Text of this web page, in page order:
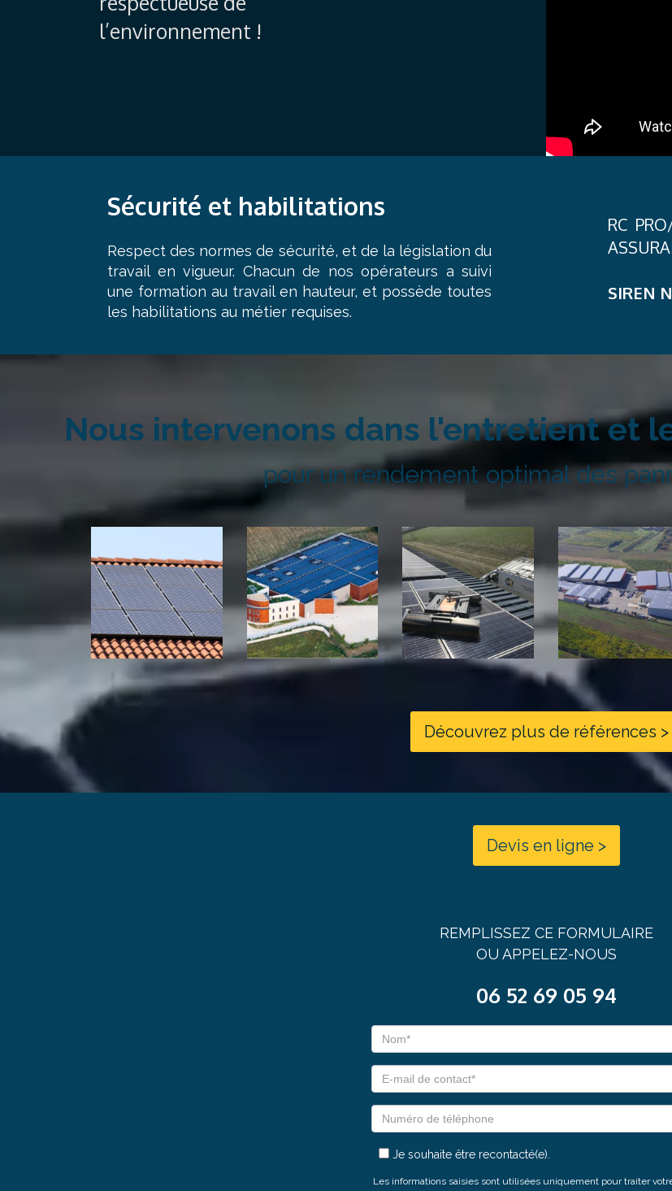
l’environnement !
Sécurité et habilitations
Respect des normes de sécurité, et de la législation du
travail en vigueur. Chacun de nos opérateurs a suivi
une formation au travail en hauteur, et possède toutes
les habilitations au métier requises.
RC
SIREN
Nous intervenons dans l'entretient et
pour un rendement optimal des
Découvrez plus de références >
Devis en ligne >
REMPLISSEZ CE FORMULAIRE
OU APPELEZ-NOUS
06 52 69 05 94
Je souhaite être recontacté(e).
Les informations saisies sont utilisées uniquement pour traiter